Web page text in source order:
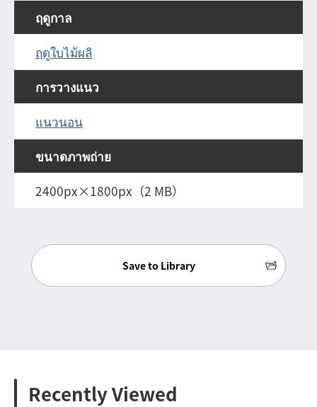
ฤดูกาล
ฤดูใบไม้ผลิ
การวางแนว
แนวนอน
ขนาดภาพถ่าย
2400px×1800px（2 MB）
Save to Library
Recently Viewed